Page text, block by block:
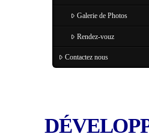
Galerie de Photos
Rendez-vouz
Contactez nous